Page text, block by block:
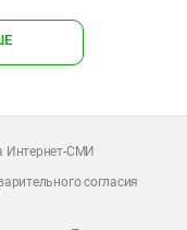
Интернет-СМИ
согласия